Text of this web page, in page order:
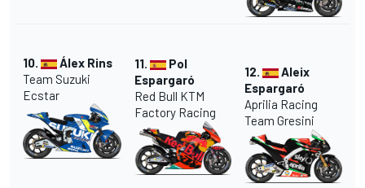
10.
Álex Rins
Team Suzuki
Ecstar
11.
Pol
Espargaró
Red Bull KTM
Factory Racing
12.
Aleix
Espargaró
Aprilia Racing
Team Gresini